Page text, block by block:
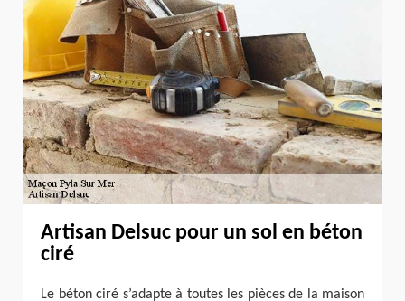
Artisan Delsuc pour un sol en béton
ciré
Le béton ciré s’adapte à toutes les pièces de la maison